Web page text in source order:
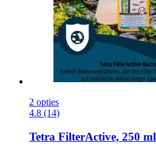
2 opties
4.8 (14)
Tetra FilterActive, 250 ml